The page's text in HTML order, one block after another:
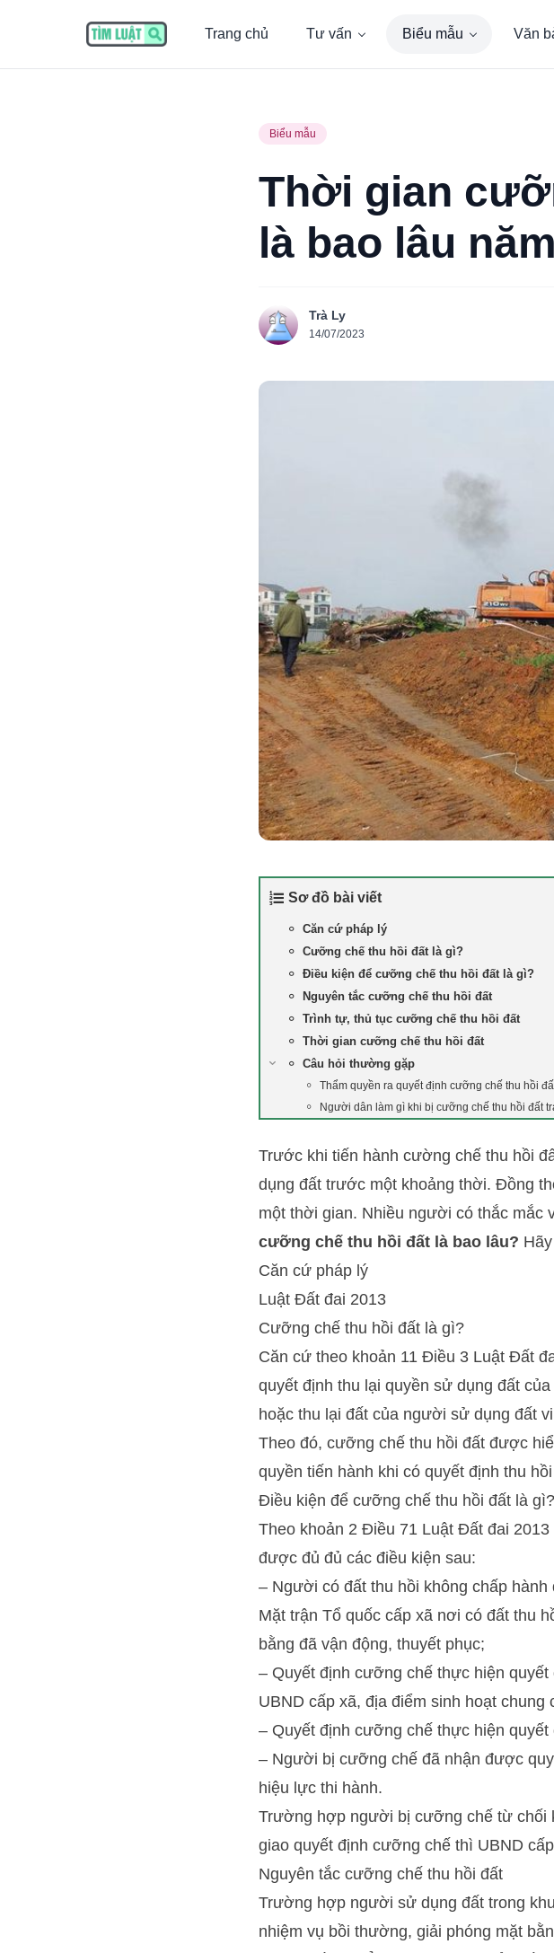
Trang chủ Tư vấn Biểu mẫu Văn
Biểu mẫu
Thời gian
là bao lâu
Trà Ly
14/07/2023
Sơ đồ bài viết
Căn cứ pháp lý
Cưỡng chế thu hồi đất là gì?
Điều kiện để cưỡng chế thu hồi đất là gì?
Nguyên tắc cưỡng chế thu hồi đất
Trình tự, thủ tục cưỡng chế thu hồi đất
Thời gian cưỡng chế thu hồi đất
Câu hỏi thường gặp
Thẩm quyền ra quyết định cưỡng chế thu hồi
Người dân làm gì khi bị cưỡng chế thu hồi đất
Trước khi tiến hành cường chế thu hồi
dụng đất trước một khoảng thời. Đồng
một thời gian. Nhiều người có thắc mắc
cưỡng chế thu hồi đất là bao lâu?
Căn cứ pháp lý
Luật Đất đai 2013
Cưỡng chế thu hồi đất là gì?
Căn cứ theo khoản 11 Điều 3 Luật Đất
quyết định thu lại quyền sử dụng đất
hoặc thu lại đất của người sử dụng đất
Theo đó, cưỡng chế thu hồi đất được
quyền tiến hành khi có quyết định thu
Điều kiện để cưỡng chế thu hồi đất là gì?
Theo khoản 2 Điều 71 Luật Đất đai
được đủ đủ các điều kiện sau:
– Người có đất thu hồi không chấp
Mặt trận Tổ quốc cấp xã nơi có đất thu
bằng đã vận động, thuyết phục;
– Quyết định cưỡng chế thực hiện
UBND cấp xã, địa điểm sinh hoạt
– Quyết định cưỡng chế thực hiện
– Người bị cưỡng chế đã nhận được
hiệu lực thi hành.
Trường hợp người bị cưỡng chế từ chối
giao quyết định cưỡng chế thì UBND
Nguyên tắc cưỡng chế thu hồi đất
Trường hợp người sử dụng đất trong
nhiệm vụ bồi thường, giải phóng mặt